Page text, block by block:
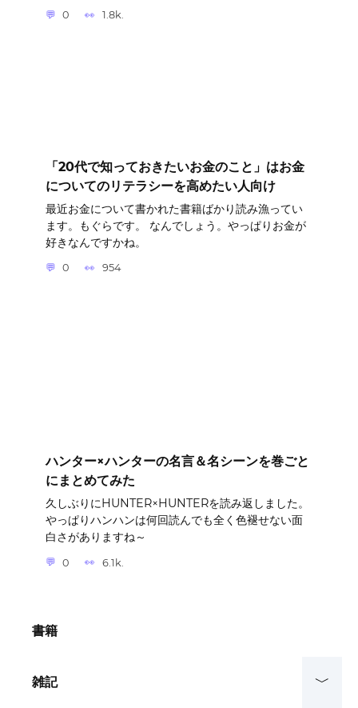
0 1.8k.
「20代で知っておきたいお金のこと」はお金
についてのリテラシーを高めたい人向け
最近お金について書かれた書籍ばかり読み漁ってい
ます。もぐらです。 なんでしょう。やっぱりお金が
好きなんですかね。
0 954
ハンター×ハンターの名言＆名シーンを巻ごと
にまとめてみた
久しぶりにHUNTER×HUNTERを読み返しました。
やっぱりハンハンは何回読んでも全く色褪せない面
白さがありますね～
0 6.1k.
書籍
雑記